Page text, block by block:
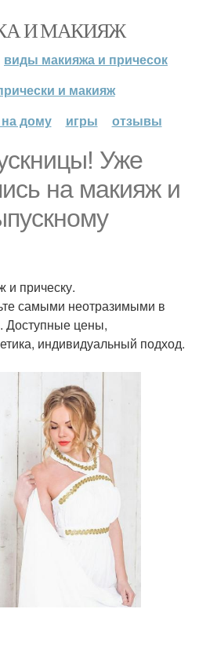
И МАКИЯЖ
виды макияжа и причесок
и макияж
дому
игры отзывы
Уже
на макияж и
и прическу.
самыми неотразимыми в
Доступные цены,
индивидуальный подход.